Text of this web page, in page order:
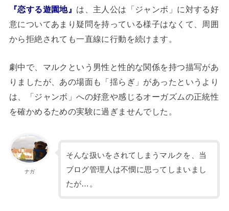
『恋する遊園地』 は、主人公は「ジャンボ」に対する好
意についてあまり疑問を持っている様子はなくて、周囲
から拒絶されても一直線に行動を続けます。
劇中で、マルクという男性と性的な関係を持つ描写があ
りましたが、あの場面も「揺らぎ」があったというより
は、「ジャンボ」への好意や感じるオーガズムの正統性
を確かめるための実験に過ぎませんでした。
ナガ
そんな扱いをされてしまうマルクを、当
ブログ管理人は不憫に思ってしまいまし
たが…。